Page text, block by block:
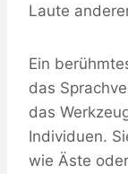
Laute
Ein
das
das
Individuen.
wie Äste